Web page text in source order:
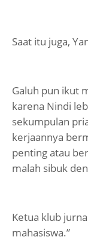
Saat itu juga,
Galuh pun ikut
karena Nindi
sekumpulan
kerjaannya
penting atau
malah sibuk
Ketua klub
mahasiswa.”